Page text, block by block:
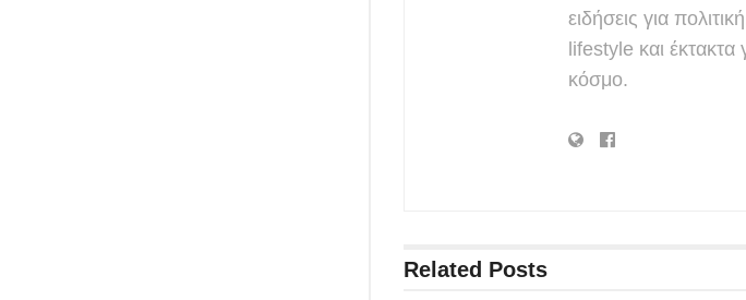
ειδήσεις για
lifestyle και
κόσμο.
Related Posts